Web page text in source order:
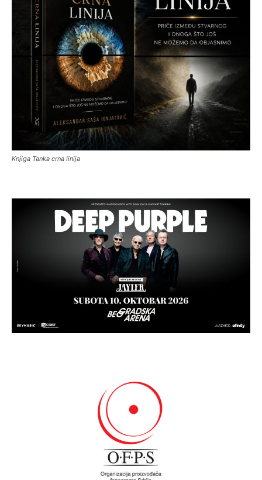
Knjiga Tanka crna linija